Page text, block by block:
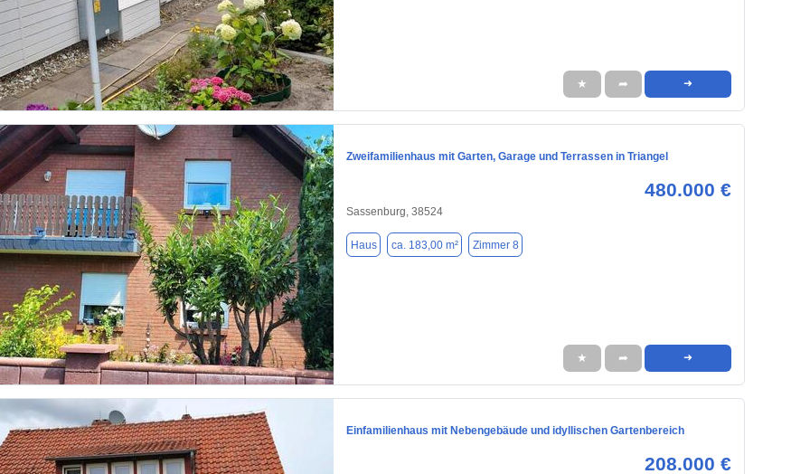
1 / 3
★ ➦ ➜
1 / 17
Zweifamilienhaus mit Garten, Garage und Terrassen in Triangel
480.000 €
Sassenburg, 38524
Haus ca. 183,00 m² Zimmer 8
★ ➦ ➜
Einfamilienhaus mit Nebengebäude und idyllischen Gartenbereich
208.000 €